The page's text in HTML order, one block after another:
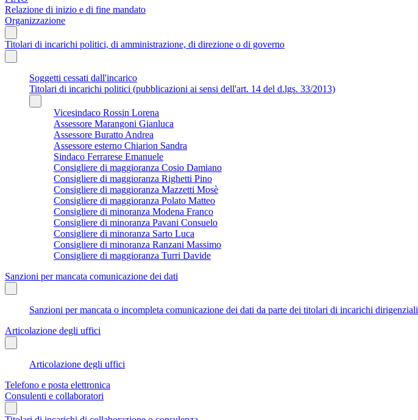
Relazione di inizio e di fine mandato
Organizzazione
Titolari di incarichi politici, di amministrazione, di direzione o di governo
Soggetti cessati dall'incarico
Titolari di incarichi politici (pubblicazioni ai sensi dell'art. 14 del d.lgs. 33/2013)
Vicesindaco Rossin Lorena
Assessore Marangoni Gianluca
Assessore Buratto Andrea
Assessore esterno Chiarion Sandra
Sindaco Ferrarese Emanuele
Consigliere di maggioranza Cosio Damiano
Consigliere di maggioranza Righetti Pino
Consigliere di maggioranza Mazzetti Mosè
Consigliere di maggioranza Polato Matteo
Consigliere di minoranza Modena Franco
Consigliere di minoranza Pavani Consuelo
Consigliere di minoranza Sarto Luca
Consigliere di minoranza Ranzani Massimo
Consigliere di maggioranza Turri Davide
Sanzioni per mancata comunicazione dei dati
Sanzioni per mancata o incompleta comunicazione dei dati da parte dei titolari di incarichi dirigenziali
Articolazione degli uffici
Articolazione degli uffici
Telefono e posta elettronica
Consulenti e collaboratori